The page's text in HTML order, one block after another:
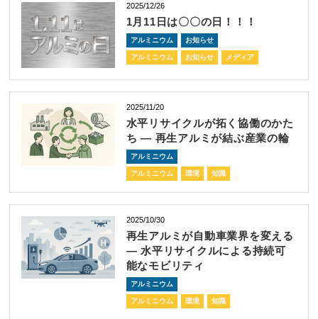
2025/12/26
1月11日は〇〇の日！！！
アルミニウム お知らせ
アルミニウム お知らせ メディア
2025/11/20
水平リサイクルが拓く協働のかた
ち ― 再生アルミが結ぶ産業の輪
アルミニウム
アルミニウム 環境 知識
2025/10/30
再生アルミが自動車業界を変える
― 水平リサイクルによる持続可
能なモビリティ
アルミニウム
アルミニウム 環境 知識